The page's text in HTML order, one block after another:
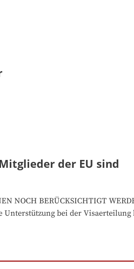
der EU sind
NOCH BERÜCKSICHTIGT
bei der Visaerteilung